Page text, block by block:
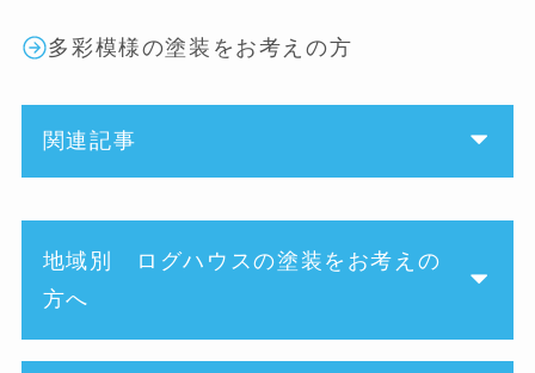
多彩模様の塗装をお考えの方
関連記事
地域別 ログハウスの塗装をお考えの
方へ